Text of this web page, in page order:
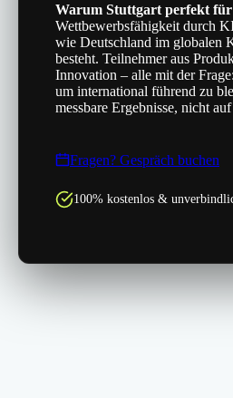
Warum Stuttgart perfekt
Wettbewerbsfähigkeit durch
wie Deutschland im globalen
besteht. Teilnehmer aus
Innovation – alle mit der
um international führend zu
messbare Ergebnisse, nicht
Fragen? Gespräch buchen
100% kostenlos &